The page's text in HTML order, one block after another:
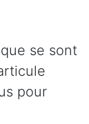
se sont
pour